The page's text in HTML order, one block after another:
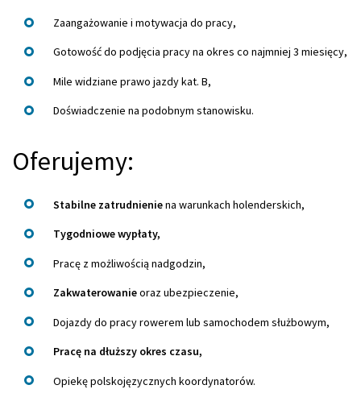
Zaangażowanie i motywacja do pracy,
Gotowość do podjęcia pracy na okres co najmniej 3 miesięcy,
Mile widziane prawo jazdy kat. B,
Doświadczenie na podobnym stanowisku.
Oferujemy:
Stabilne zatrudnieniena warunkach holenderskich,
Tygodniowe wypłaty,
Pracę z możliwością nadgodzin,
Zakwaterowanieoraz ubezpieczenie,
Dojazdy do pracy rowerem lub samochodem służbowym,
Pracę na dłuższy okres czasu,
Opiekę polskojęzycznych koordynatorów.